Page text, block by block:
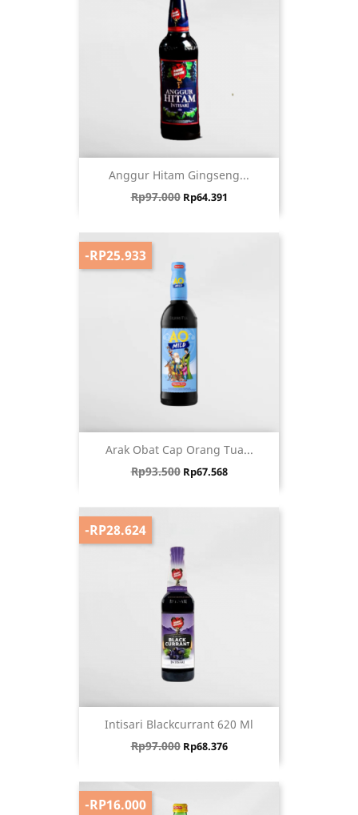
Anggur Hitam Gingseng...
Harga biasa
Rp97.000 Harga
Rp64.391
Arak Obat Cap Orang Tua...
Harga biasa
Rp93.500 Harga
Rp67.568
-RP25.933
Intisari Blackcurrant 620 Ml
Harga biasa
Rp97.000 Harga
Rp68.376
-RP28.624
-RP16.000